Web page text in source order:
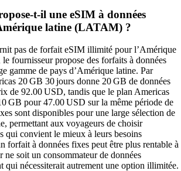
t-il une eSIM à données
latine (LATAM) ?
pas de forfait eSIM illimité pour l’Amérique
fournisseur propose des forfaits à données
gamme de pays d’Amérique latine. Par
20 GB 30 jours donne 20 GB de données
de 92.00 USD, tandis que le plan Americas
GB pour 47.00 USD sur la même période de
sont disponibles pour une large sélection de
permettant aux voyageurs de choisir
qui convient le mieux à leurs besoins
forfait à données fixes peut être plus rentable à
ne soit un consommateur de données
qui nécessiterait autrement une option illimitée.